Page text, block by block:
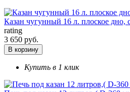
Казан чугунный 16 л. плоское дно,
rating
3 650 руб.
В корзину
Купить в 1 клик